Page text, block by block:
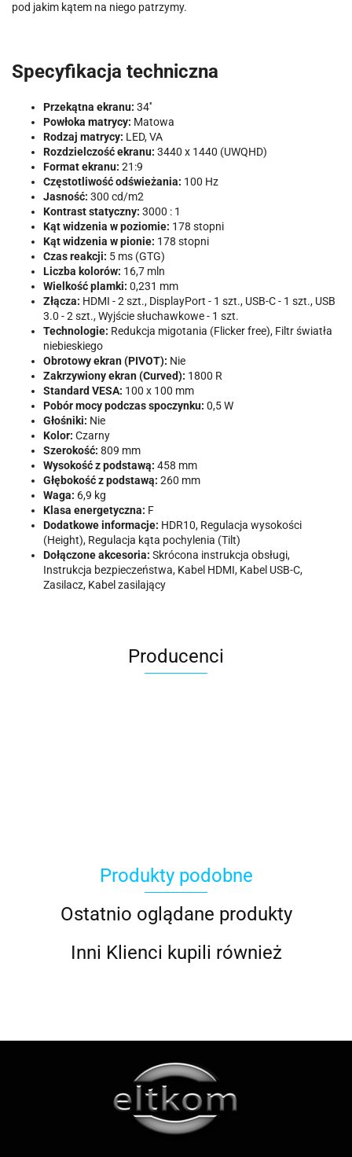
pod jakim kątem na niego patrzymy.
Specyfikacja techniczna
Przekątna ekranu: 34''
Powłoka matrycy: Matowa
Rodzaj matrycy: LED, VA
Rozdzielczość ekranu: 3440 x 1440 (UWQHD)
Format ekranu: 21:9
Częstotliwość odświeżania: 100 Hz
Jasność: 300 cd/m2
Kontrast statyczny: 3000 : 1
Kąt widzenia w poziomie: 178 stopni
Kąt widzenia w pionie: 178 stopni
Czas reakcji: 5 ms (GTG)
Liczba kolorów: 16,7 mln
Wielkość plamki: 0,231 mm
Złącza: HDMI - 2 szt., DisplayPort - 1 szt., USB-C - 1 szt., USB
3.0 - 2 szt., Wyjście słuchawkowe - 1 szt.
Technologie: Redukcja migotania (Flicker free), Filtr światła
niebieskiego
Obrotowy ekran (PIVOT): Nie
Zakrzywiony ekran (Curved): 1800 R
Standard VESA: 100 x 100 mm
Pobór mocy podczas spoczynku: 0,5 W
Głośniki: Nie
Kolor: Czarny
Szerokość: 809 mm
Wysokość z podstawą: 458 mm
Głębokość z podstawą: 260 mm
Waga: 6,9 kg
Klasa energetyczna: F
Dodatkowe informacje: HDR10, Regulacja wysokości
(Height), Regulacja kąta pochylenia (Tilt)
Dołączone akcesoria: Skrócona instrukcja obsługi,
Instrukcja bezpieczeństwa, Kabel HDMI, Kabel USB-C,
Zasilacz, Kabel zasilający
Producenci
ACOOL TOY
AMAZFIT
Produkty podobne
Ostatnio oglądane produkty
Inni Klienci kupili również